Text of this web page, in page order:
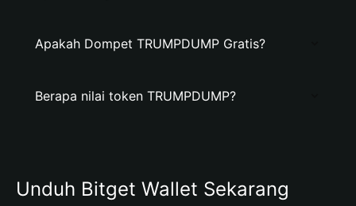
Apakah Dompet TRUMPDUMP Gratis?
Berapa nilai token TRUMPDUMP?
Unduh Bitget Wallet Sekarang